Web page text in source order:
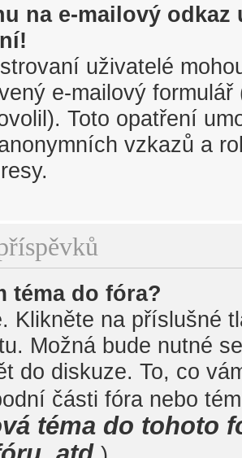
na e-mailový odkaz
uživatelé
e-mailový
Toto opatření
vzkazů a
téma do fóra?
Klikněte na příslušné
Možná bude nutné
do diskuze. To, co
části fóra nebo
téma do tohoto